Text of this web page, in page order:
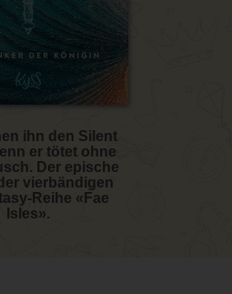
ihn den Silent
er tötet ohne
Der epische
vierbändigen
Reihe «Fae
Isles».